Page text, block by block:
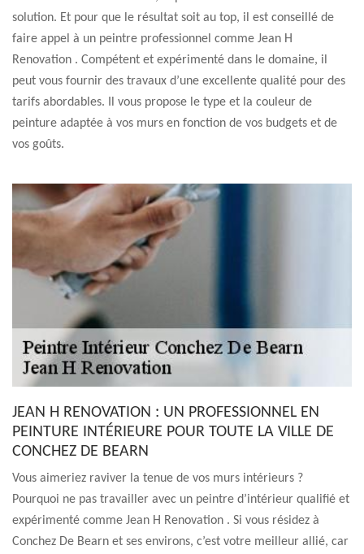
solution. Et pour que le résultat soit au top, il est conseillé de
faire appel à un peintre professionnel comme Jean H
Renovation . Compétent et expérimenté dans le domaine, il
peut vous fournir des travaux d’une excellente qualité pour des
tarifs abordables. Il vous propose le type et la couleur de
peinture adaptée à vos murs en fonction de vos budgets et de
vos goûts.
JEAN H RENOVATION : UN PROFESSIONNEL EN
PEINTURE INTÉRIEURE POUR TOUTE LA VILLE DE
CONCHEZ DE BEARN
Vous aimeriez raviver la tenue de vos murs intérieurs ?
Pourquoi ne pas travailler avec un peintre d’intérieur qualifié et
expérimenté comme Jean H Renovation . Si vous résidez à
Conchez De Bearn et ses environs, c’est votre meilleur allié, car